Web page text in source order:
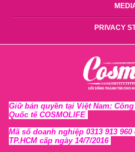
PRIVACY
Giữ bản quyền tại Việt Nam:
Quốc tế COSMOLIFE
Mã số doanh nghiệp 0313 913
TP.HCM cấp ngày 14/7/2016